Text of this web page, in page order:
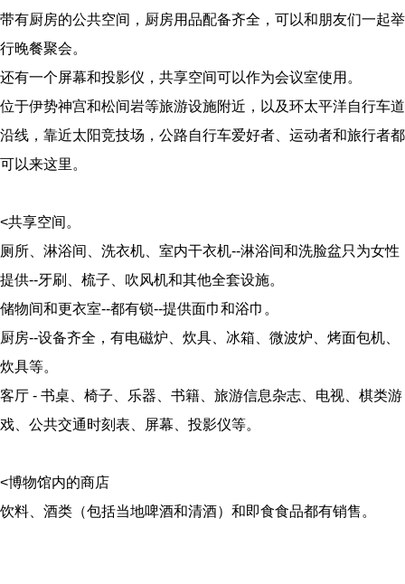
带有厨房的公共空间，厨房用品配备齐全，可以和朋友们一起举
行晚餐聚会。
还有一个屏幕和投影仪，共享空间可以作为会议室使用。
位于伊势神宫和松间岩等旅游设施附近，以及环太平洋自行车道
沿线，靠近太阳竞技场，公路自行车爱好者、运动者和旅行者都
可以来这里。
<共享空间。
厕所、淋浴间、洗衣机、室内干衣机--淋浴间和洗脸盆只为女性
提供--牙刷、梳子、吹风机和其他全套设施。
储物间和更衣室--都有锁--提供面巾和浴巾。
厨房--设备齐全，有电磁炉、炊具、冰箱、微波炉、烤面包机、
炊具等。
客厅 - 书桌、椅子、乐器、书籍、旅游信息杂志、电视、棋类游
戏、公共交通时刻表、屏幕、投影仪等。
<博物馆内的商店
饮料、酒类（包括当地啤酒和清酒）和即食食品都有销售。